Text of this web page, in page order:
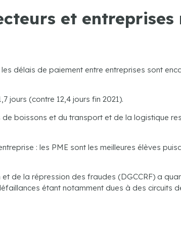
et
délais de paiement entre entreprises sont
jours (contre 12,4 jours fin 2021).
boissons et du transport et de la logistique
: les PME sont les meilleures élèves
de la répression des fraudes (DGCCRF) a
étant notamment dues à des